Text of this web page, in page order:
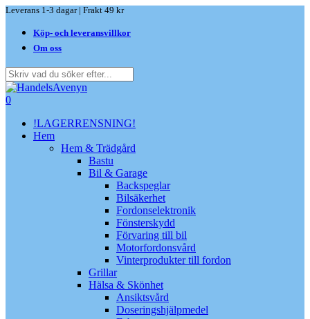
Skip
main
content
Leverans 1-3 dagar | Frakt 49 kr
Köp- och leveransvillkor
Om oss
Close
Search
search
0
!LAGERRENSNING!
Hem
Hem & Trädgård
Bastu
Bil & Garage
Backspeglar
Bilsäkerhet
Fordonselektronik
Fönsterskydd
Förvaring till bil
Motorfordonsvård
Vinterprodukter till fordon
Grillar
Hälsa & Skönhet
Ansiktsvård
Doseringshjälpmedel